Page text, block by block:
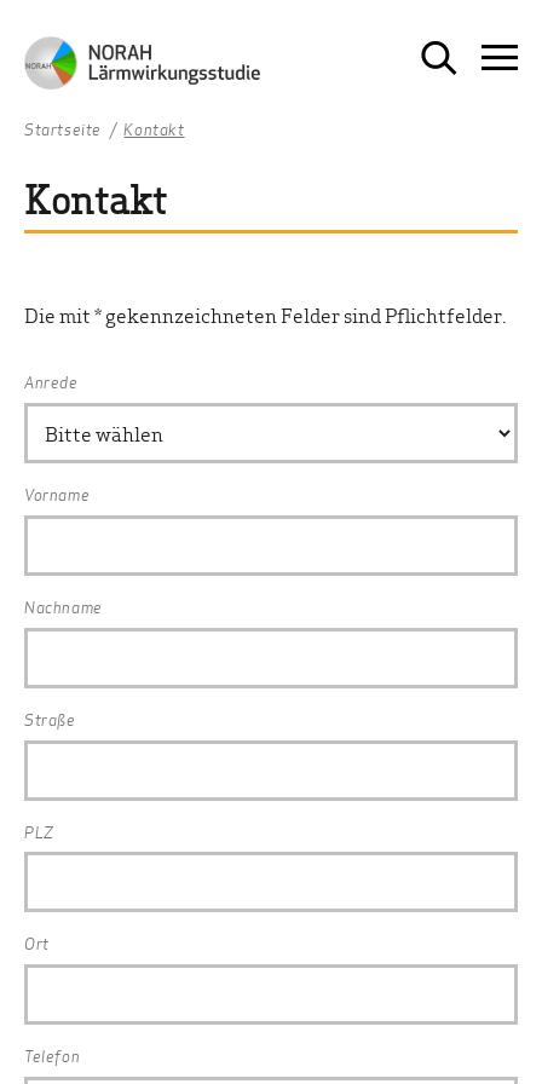
Startseite Kontakt
Kontakt
Die mit * gekennzeichneten Felder sind Pflichtfelder.
Anrede
Vorname
Nachname
Straße
PLZ
Ort
Telefon